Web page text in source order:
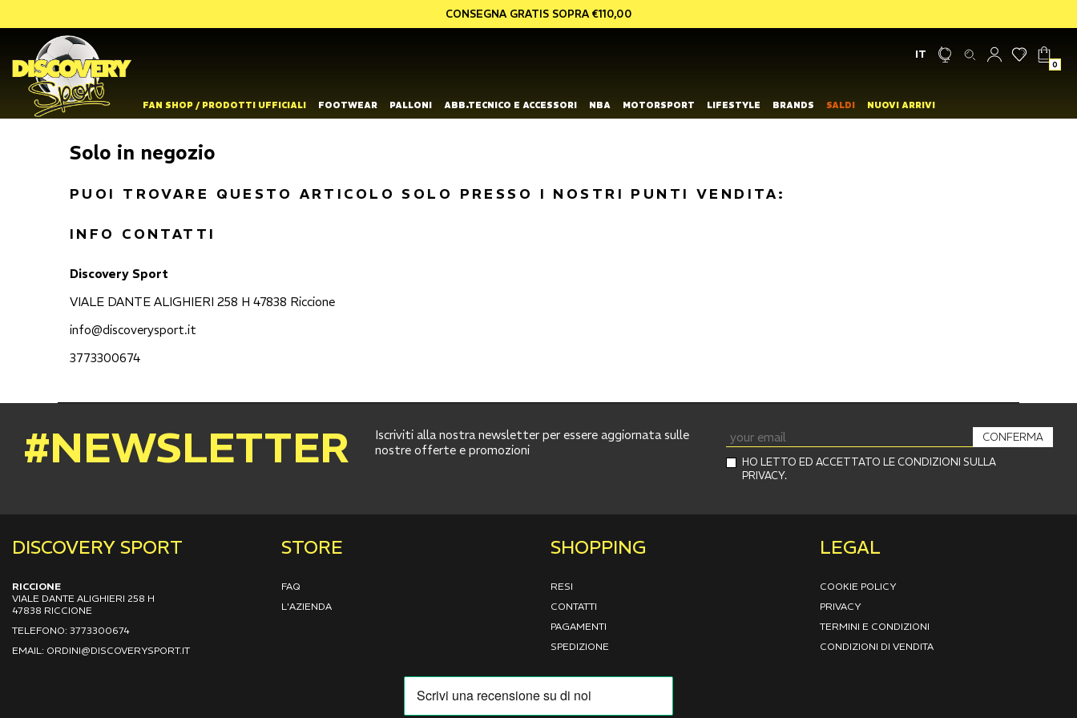
CONSEGNA GRATIS SOPRA €110,00
IT
0
FOOTWEAR PALLONI ABB.TECNICO E ACCESSORI NBA MOTORSPORT LIFESTYLE
FAN SHOP / PRODOTTI UFFICIALI BRANDS SALDI NUOVI ARRIVI
Solo in negozio
PUOI TROVARE QUESTO ARTICOLO SOLO PRESSO I NOSTRI PUNTI VENDITA:
INFO CONTATTI
Discovery Sport
VIALE DANTE ALIGHIERI 258 H 47838 Riccione
info@discoverysport.it
3773300674
#NEWSLETTER
Iscriviti alla nostra newsletter per essere aggiornata sulle
nostre offerte e promozioni
HO LETTO ED ACCETTATO LE CONDIZIONI SULLA
PRIVACY.
CONFERMA
DISCOVERY SPORT
RICCIONE
VIALE DANTE ALIGHIERI 258 H
47838 RICCIONE
TELEFONO: 3773300674
EMAIL: ORDINI@DISCOVERYSPORT.IT
STORE
FAQ
L'AZIENDA
SHOPPING
RESI
CONTATTI
PAGAMENTI
SPEDIZIONE
LEGAL
COOKIE POLICY
PRIVACY
TERMINI E CONDIZIONI
CONDIZIONI DI VENDITA